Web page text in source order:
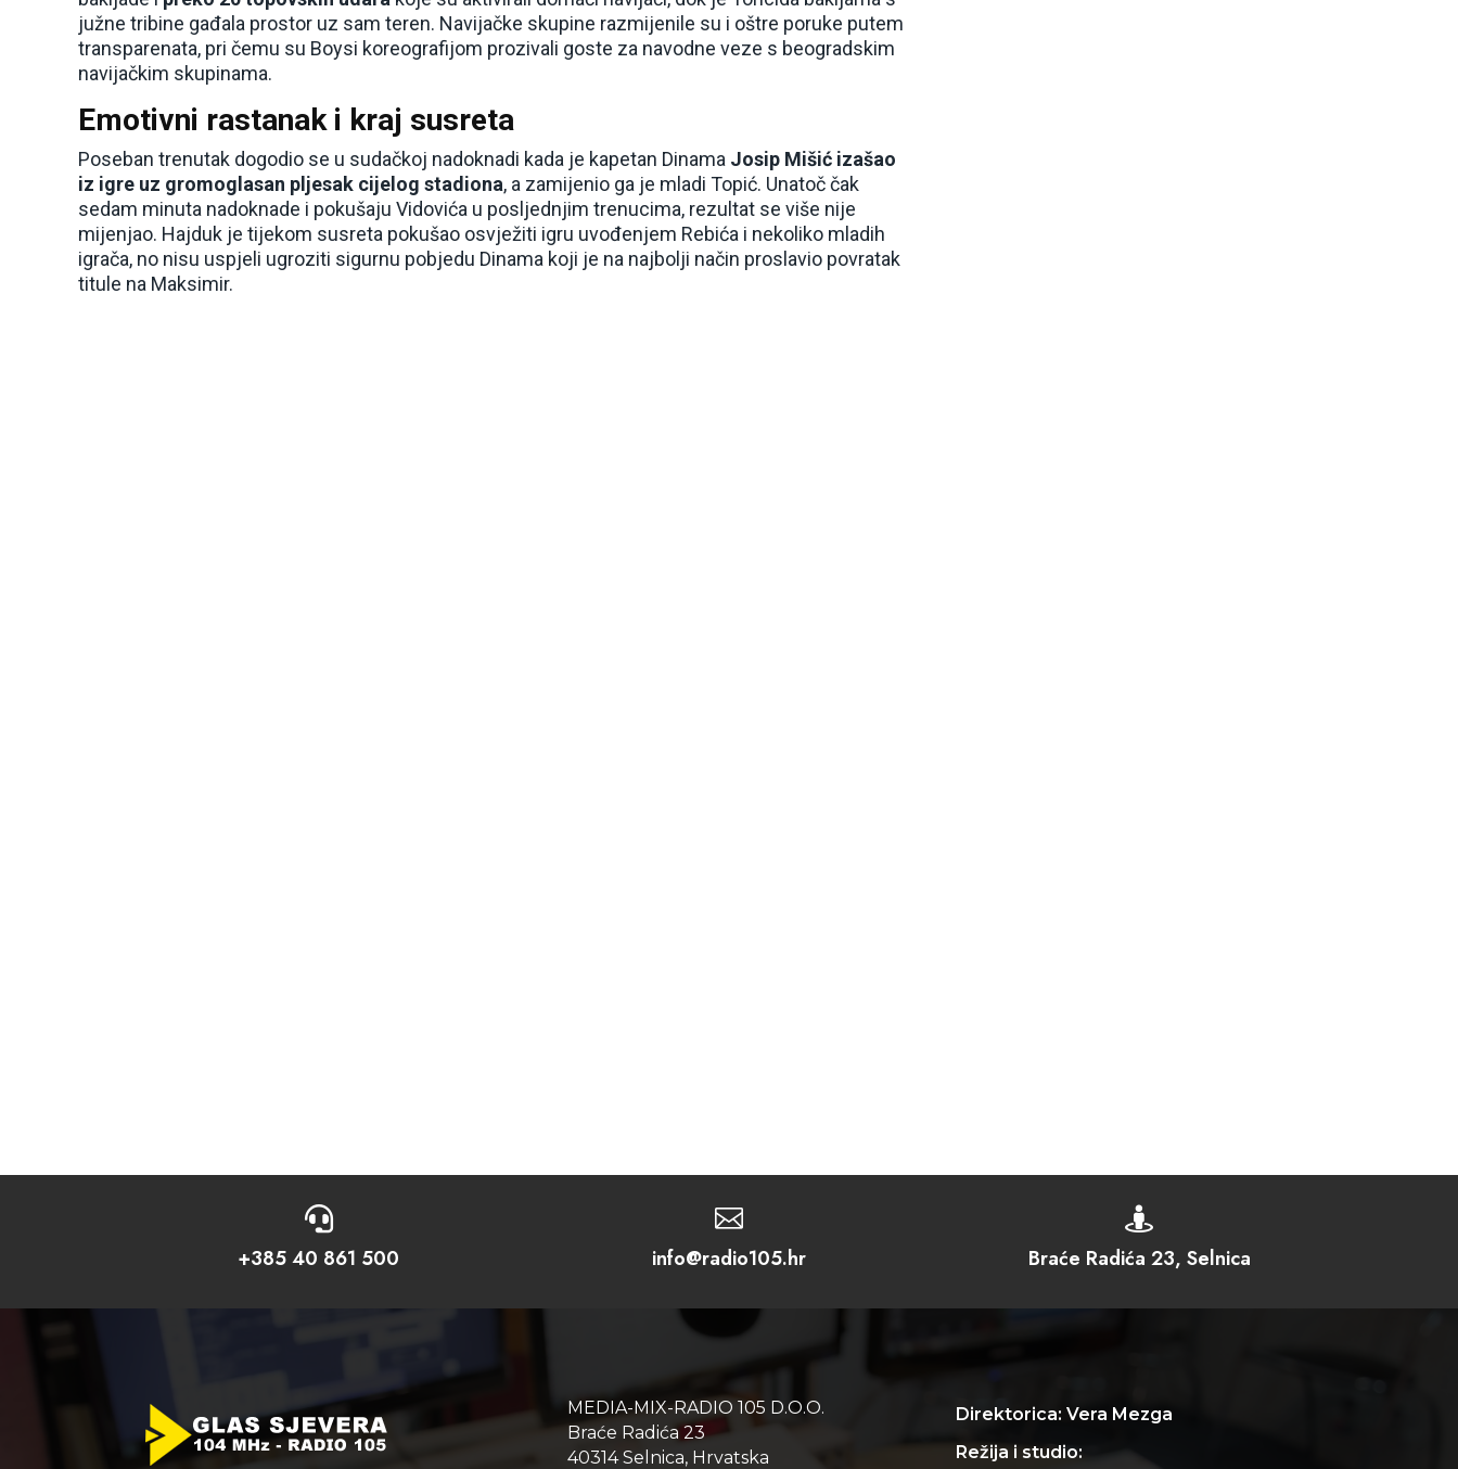
južne tribine gađala prostor uz sam teren. Navijačke skupine razmijenile su i oštre poruke putem
transparenata, pri čemu su Boysi koreografijom prozivali goste za navodne veze s beogradskim
navijačkim skupinama.
Emotivni rastanak i kraj susreta
Poseban trenutak dogodio se u sudačkoj nadoknadi kada je kapetan Dinama Josip Mišić izašao
iz igre uz gromoglasan pljesak cijelog stadiona, a zamijenio ga je mladi Topić. Unatoč čak
sedam minuta nadoknade i pokušaju Vidovića u posljednjim trenucima, rezultat se više nije
mijenjao. Hajduk je tijekom susreta pokušao osvježiti igru uvođenjem Rebića i nekoliko mladih
igrača, no nisu uspjeli ugroziti sigurnu pobjedu Dinama koji je na najbolji način proslavio povratak
titule na Maksimir.

+385 40 861 500

info@radio105.hr

Braće Radića 23, Selnica
MEDIA-MIX-RADIO 105 D.O.O.
Braće Radića 23
40314 Selnica, Hrvatska
Direktorica: Vera Mezga
Režija i studio: